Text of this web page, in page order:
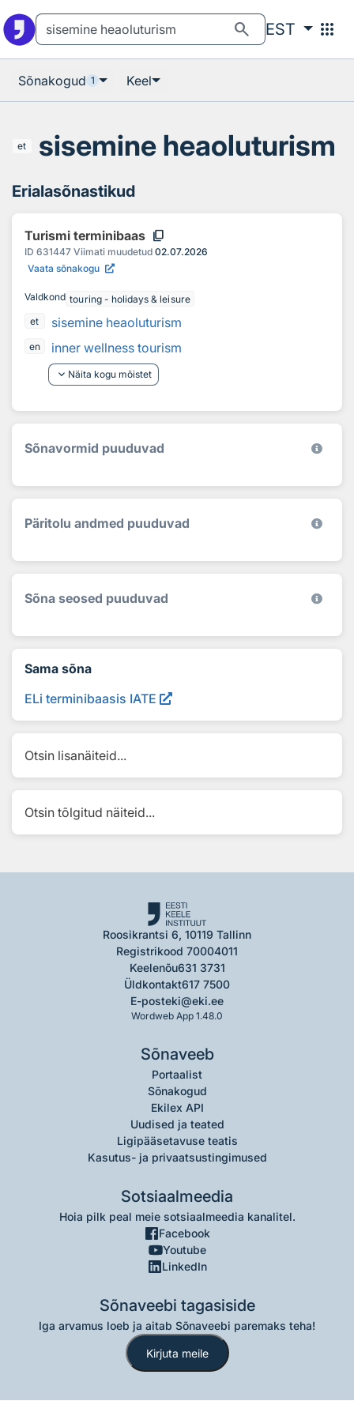
search EST apps
Sõnakogud 1 Keel
et sisemine heaoluturism
Erialasõnastikud
Turismi terminibaas content_copy
ID 631447 Viimati muudetud 02.07.2026
Vaata sõnakogu
Valdkond touring - holidays & leisure
et
sisemine heaoluturism
en
inner wellness tourism
keyboard_arrow_down Näita kogu mõistet
Sõnavormid puuduvad
Päritolu andmed puuduvad
Sõna seosed puuduvad
Sama sõna
ELi terminibaasis IATE
Otsin lisanäiteid...
Otsin tõlgitud näiteid...
Roosikrantsi 6, 10119 Tallinn
Registrikood 70004011
Keelenõu631 3731
Üldkontakt617 7500
E-posteki@eki.ee
Wordweb App 1.48.0
Sõnaveeb
Portaalist
Sõnakogud
Ekilex API
Uudised ja teated
Ligipääsetavuse teatis
Kasutus- ja privaatsustingimused
Sotsiaalmeedia
Hoia pilk peal meie sotsiaalmeedia kanalitel.
Facebook
Youtube
LinkedIn
Sõnaveebi tagasiside
Iga arvamus loeb ja aitab Sõnaveebi paremaks teha!
Kirjuta meile